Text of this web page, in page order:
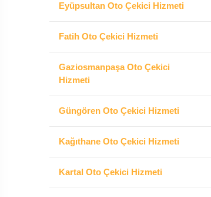
Eyüpsultan Oto Çekici Hizmeti
Fatih Oto Çekici Hizmeti
Gaziosmanpaşa Oto Çekici
Hizmeti
Güngören Oto Çekici Hizmeti
Kağıthane Oto Çekici Hizmeti
Kartal Oto Çekici Hizmeti